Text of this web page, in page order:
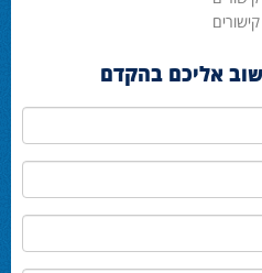
קישורים
אליכם בהקדם